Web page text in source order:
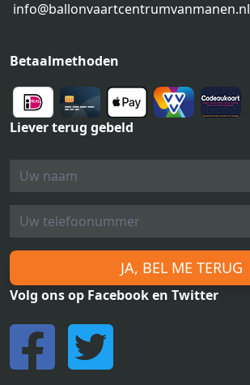
info@ballonvaartcentrumvanmanen.nl
Betaalmethoden
Liever terug gebeld
JA, BEL ME TERUG
Volg ons op Facebook en Twitter